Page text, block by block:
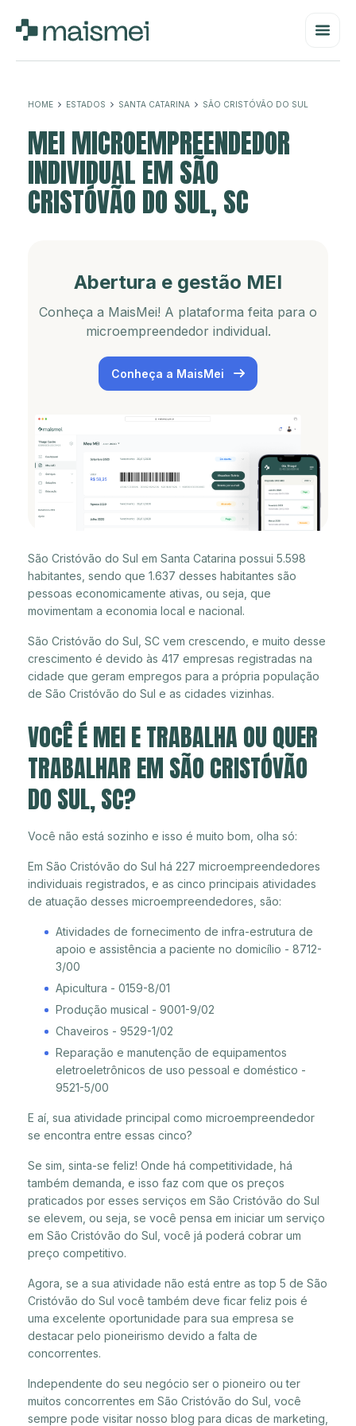
HOME ESTADOS SANTA CATARINA SÃO CRISTÓVÃO DO SUL
MEI MICROEMPREENDEDOR
INDIVIDUAL EM SÃO
CRISTÓVÃO DO SUL, SC
Abertura e gestão MEI
Conheça a MaisMei! A plataforma feita para o
microempreendedor individual.
Conheça a MaisMei
São Cristóvão do Sul em Santa Catarina possui 5.598
habitantes, sendo que 1.637 desses habitantes são
pessoas economicamente ativas, ou seja, que
movimentam a economia local e nacional.
São Cristóvão do Sul, SC vem crescendo, e muito desse
crescimento é devido às 417 empresas registradas na
cidade que geram empregos para a própria população
de São Cristóvão do Sul e as cidades vizinhas.
VOCÊ É MEI E TRABALHA OU QUER
TRABALHAR EM SÃO CRISTÓVÃO
DO SUL, SC?
Você não está sozinho e isso é muito bom, olha só:
Em São Cristóvão do Sul há 227 microempreendedores
individuais registrados, e as cinco principais atividades
de atuação desses microempreendedores, são:
Atividades de fornecimento de infra-estrutura de
apoio e assistência a paciente no domicílio - 8712-
3/00
Apicultura - 0159-8/01
Produção musical - 9001-9/02
Chaveiros - 9529-1/02
Reparação e manutenção de equipamentos
eletroeletrônicos de uso pessoal e doméstico -
9521-5/00
E aí, sua atividade principal como microempreendedor
se encontra entre essas cinco?
Se sim, sinta-se feliz! Onde há competitividade, há
também demanda, e isso faz com que os preços
praticados por esses serviços em São Cristóvão do Sul
se elevem, ou seja, se você pensa em iniciar um serviço
em São Cristóvão do Sul, você já poderá cobrar um
preço competitivo.
Agora, se a sua atividade não está entre as top 5 de São
Cristóvão do Sul você também deve ficar feliz pois é
uma excelente oportunidade para sua empresa se
destacar pelo pioneirismo devido a falta de
concorrentes.
Independente do seu negócio ser o pioneiro ou ter
muitos concorrentes em São Cristóvão do Sul, você
sempre pode visitar nosso blog para dicas de marketing,